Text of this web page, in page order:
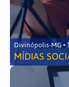
MÍDIAS